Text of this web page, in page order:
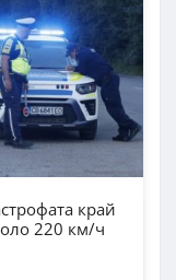
край
220 км/ч